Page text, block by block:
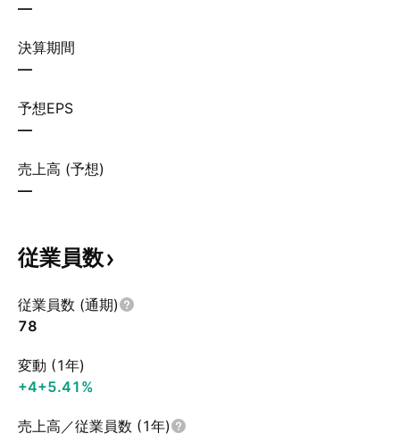
—
決算期間
—
予想EPS
—
売上高 (予想)
—
従業員数
従業員数 (通期)
78
変動 (1年)
+4+5.41%
売上高／従業員数 (1年)